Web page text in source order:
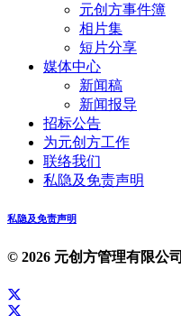
元创方事件簿
相片集
短片分享
媒体中心
新闻稿
新闻报导
招标公告
为元创方工作
联络我们
私隐及免责声明
私隐及免责声明
© 2026 元创方管理有限公司